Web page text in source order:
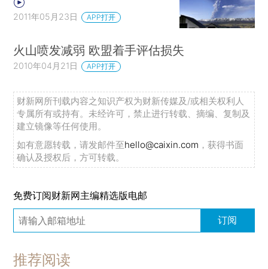
2011年05月23日 APP打开
火山喷发减弱 欧盟着手评估损失
2010年04月21日 APP打开
财新网所刊载内容之知识产权为财新传媒及/或相关权利人
专属所有或持有。未经许可，禁止进行转载、摘编、复制及
建立镜像等任何使用。
如有意愿转载，请发邮件至hello@caixin.com ，获得书面
确认及授权后，方可转载。
免费订阅财新网主编精选版电邮
订阅
推荐阅读